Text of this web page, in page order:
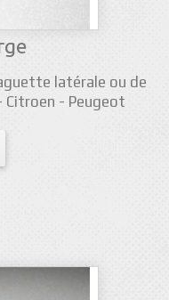
latérale ou de
Citroen - Peugeot